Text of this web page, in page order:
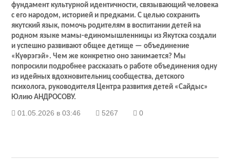
фундамент культурной идентичности, связывающий человека
с его народом, историей и предками. С целью сохранить
якутский язык, помочь родителям в воспитании детей на
родном языке мамы-единомышленницы из Якутска создали
и успешно развивают общее детище — объединение
«Күөрэгэй». Чем же конкретно оно занимается? Мы
попросили подробнее рассказать о работе объединения одну
из идейных вдохновительниц сообщества, детского
психолога, руководителя Центра развития детей «Сайдыс»
Юлию АНДРОСОВУ.
01.05.2026 в 03:46 5267 0